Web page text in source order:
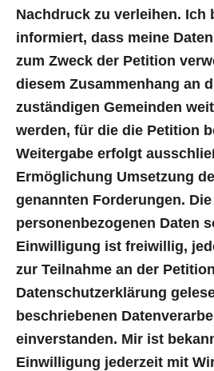
Nachdruck zu verleihen. Ich
informiert, dass meine
zum Zweck der Petition
diesem Zusammenhang an
zuständigen Gemeinden
werden, für die die Petition
Weitergabe erfolgt
Ermöglichung Umsetzung
genannten Forderungen.
personenbezogenen Daten
Einwilligung ist freiwillig,
zur Teilnahme an der
Datenschutzerklärung
beschriebenen
einverstanden. Mir ist
Einwilligung jederzeit mit